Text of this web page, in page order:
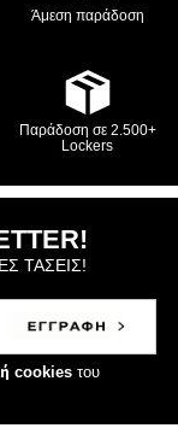
Άμεση παράδοση
Παράδοση σε 2.500+
Lockers
ΤΑΣΕΙΣ!
cookies του